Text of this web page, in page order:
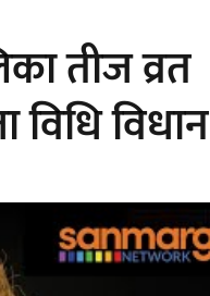
तीज व्रत
विधान